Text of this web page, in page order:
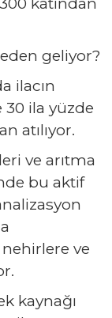
geliyor?
ilacın
ila yüzde
atılıyor.
ve arıtma
bu aktif
ve
kaynağı